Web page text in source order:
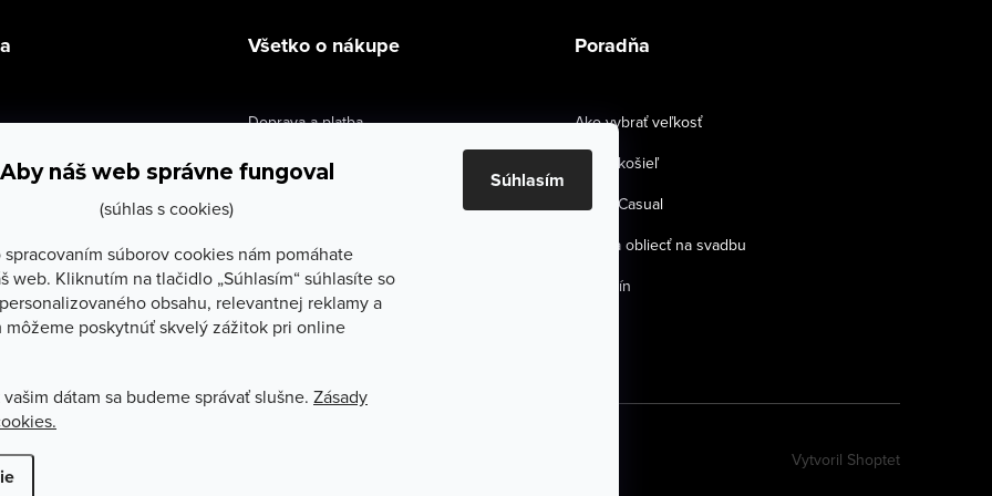
Aby náš web správne fungoval
(súhlas s cookies)
spracovaním súborov cookies nám pomáhate
web. Kliknutím na tlačidlo „Súhlasím“ súhlasíte so
obsahu, relevantnej reklamy a
môžeme poskytnúť skvelý zážitok pri online
dátam sa budeme správať slušne. Zásady
Súhlasím
Všetko o nákupe
Doprava a platba
Výmena a vrátenie
Reklamačné podmienky
Ochrana osobných údajov
Odstúpenie od zmluvy
Poradňa
Ako vybrať veľkosť
Strihy košieľ
Smart Casual
Ako sa obliecť na svadbu
Magazín
Vytvoril Shoptet
nastavenie cookies